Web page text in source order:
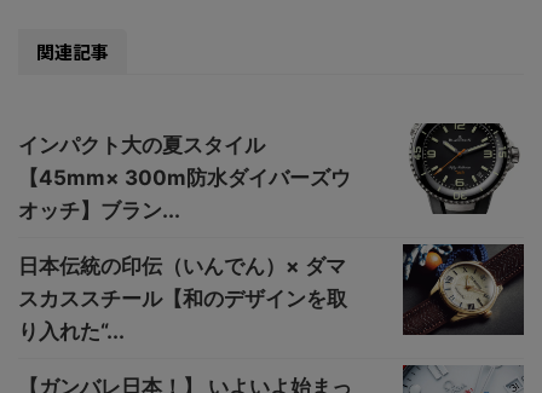
関連記事
インパクト大の夏スタイル
【45mm× 300m防水ダイバーズウ
オッチ】ブラン...
日本伝統の印伝（いんでん）× ダマ
スカススチール【和のデザインを取
り入れた“...
【ガンバレ日本！】 いよいよ始まっ